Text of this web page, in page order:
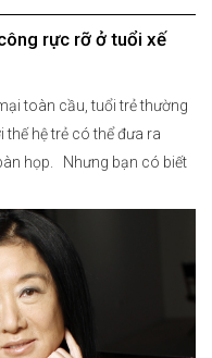
rực rỡ ở tuổi xế
toàn cầu, tuổi trẻ thường
hệ trẻ có thể đưa ra
họp. Nhưng bạn có biết